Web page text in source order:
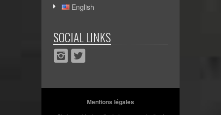
English
SOCIAL LINKS
Mentions légales